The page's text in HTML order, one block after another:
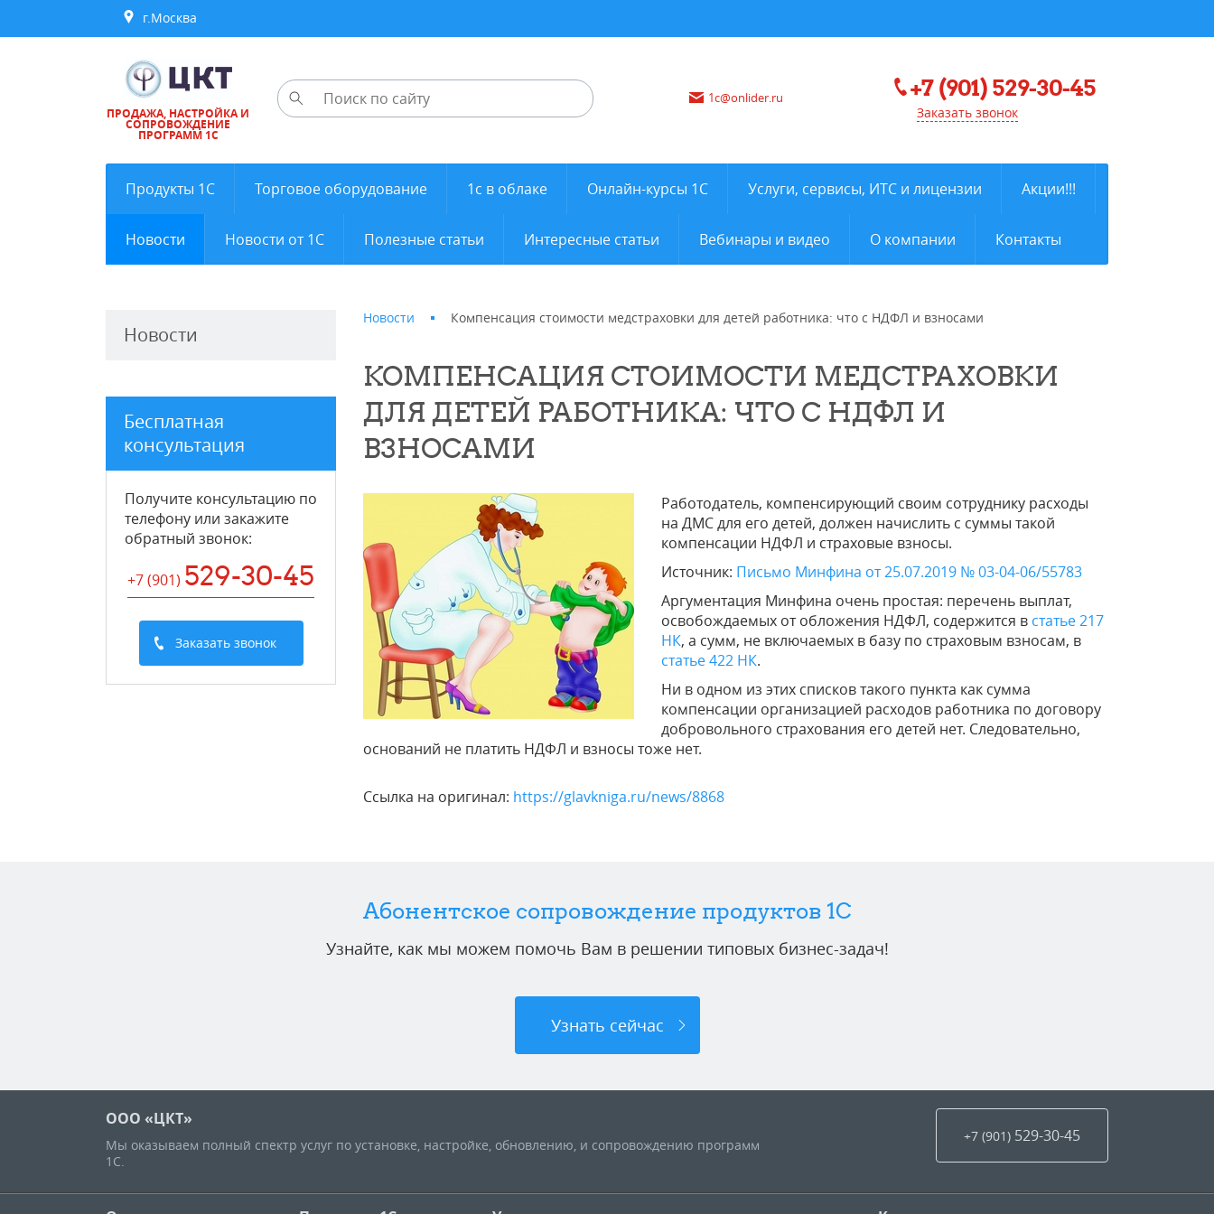
г.Москва
ПРОДАЖА, НАСТРОЙКА И
СОПРОВОЖДЕНИЕ
ПРОГРАММ 1С
1c@onlider.ru +7 (901) 529-30-45
Заказать звонок
Продукты 1С Торговое оборудование 1с в облаке Онлайн-курсы 1С Услуги, сервисы, ИТС и лицензии Акции!!!
Новости Новости от 1С Полезные статьи Интересные статьи Вебинары и видео О компании Контакты
Новости
Бесплатная
консультация
Получите консультацию по
телефону или закажите
обратный звонок:
+7 (901) 529-30-45
Заказать звонок
Новости Компенсация стоимости медстраховки для детей работника: что с НДФЛ и взносами
КОМПЕНСАЦИЯ СТОИМОСТИ МЕДСТРАХОВКИ
ДЛЯ ДЕТЕЙ РАБОТНИКА: ЧТО С НДФЛ И
ВЗНОСАМИ
Работодатель, компенсирующий своим сотруднику расходы
на ДМС для его детей, должен начислить с суммы такой
компенсации НДФЛ и страховые взносы.
Источник: Письмо Минфина от 25.07.2019 № 03-04-06/55783
Аргументация Минфина очень простая: перечень выплат,
освобождаемых от обложения НДФЛ, содержится в статье 217
НК, а сумм, не включаемых в базу по страховым взносам, в
статье 422 НК.
Ни в одном из этих списков такого пункта как сумма
компенсации организацией расходов работника по договору
добровольного страхования его детей нет. Следовательно,
оснований не платить НДФЛ и взносы тоже нет.
Ссылка на оригинал: https://glavkniga.ru/news/8868
Абонентское сопровождение продуктов 1C
Узнайте, как мы можем помочь Вам в решении типовых бизнес-задач!
Узнать сейчас
ООО «ЦКТ»
Мы оказываем полный спектр услуг по установке, настройке, обновлению, и сопровождению программ
1С.
+7 (901) 529-30-45